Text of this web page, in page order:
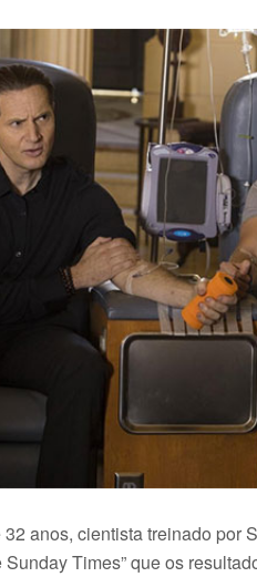
anos, cientista treinado por
Sunday Times” que os